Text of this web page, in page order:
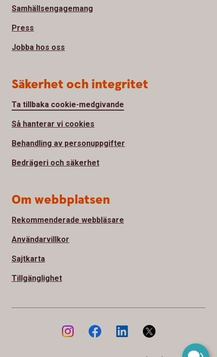
Samhällsengagemang
Press
Jobba hos oss
Säkerhet och integritet
Ta tillbaka cookie-medgivande
Så hanterar vi cookies
Behandling av personuppgifter
Bedrägeri och säkerhet
Om webbplatsen
Rekommenderade webbläsare
Användarvillkor
Sajtkarta
Tillgänglighet